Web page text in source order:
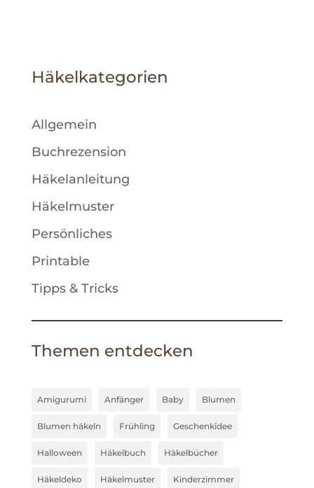
r
a
t
v
e
:
Häkelkategorien
Allgemein
Buchrezension
Häkelanleitung
Häkelmuster
Persönliches
Printable
Tipps & Tricks
Themen entdecken
Amigurumi Anfänger Baby Blumen
Blumen häkeln Frühling Geschenkidee
Halloween Häkelbuch Häkelbücher
Häkeldeko Häkelmuster Kinderzimmer